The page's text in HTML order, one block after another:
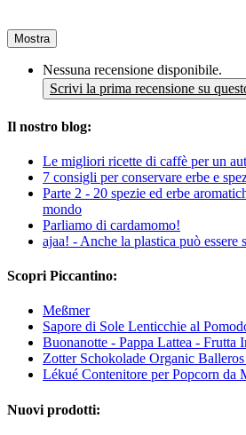
Mostra
Nessuna recensione disponibile.
Scrivi la prima recensione su
Il nostro blog:
Le migliori ricette di caffè per un
7 consigli per conservare erbe e
Parte 2 - 20 spezie ed erbe
mondo
Parliamo di cardamomo!
ajaa! - Anche la plastica può essere
Scopri Piccantino:
Meßmer
Sapore di Sole Lenticchie al
Buonanotte - Pappa Lattea - Frutta
Zotter Schokolade Organic
Lékué Contenitore per Popcorn da
Nuovi prodotti: